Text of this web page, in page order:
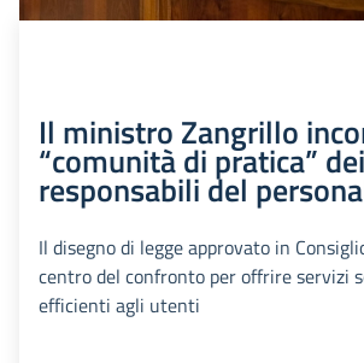
Il ministro Zangrillo
“comunità di pratica” dei
responsabili del
Il disegno di legge approvato in
centro del confronto per offrire servizi
efficienti agli utenti